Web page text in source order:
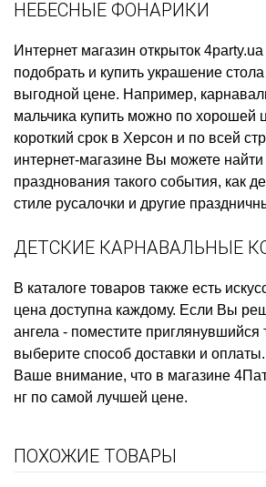
НЕБЕСНЫЕ ФОНАРИКИ
Интернет магазин открыток
подобрать и купить украшение
выгодной цене. Например,
мальчика купить можно по хорошей
короткий срок в Херсон и по всей
интернет-магазине Вы можете
празднования такого события, как
стиле русалочки и другие
ДЕТСКИЕ КАРНАВАЛЬНЫЕ
В каталоге товаров также есть
цена доступна каждому. Если Вы
ангела - поместите приглянувшийся
выберите способ доставки и
Ваше внимание, что в магазине
нг по самой лучшей цене.
ПОХОЖИЕ ТОВАРЫ